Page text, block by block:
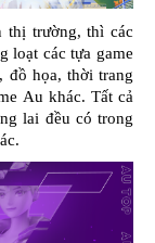
thị trường, thì các
loạt các tựa game
đồ họa, thời trang
Au khác. Tất cả
lai đều có trong